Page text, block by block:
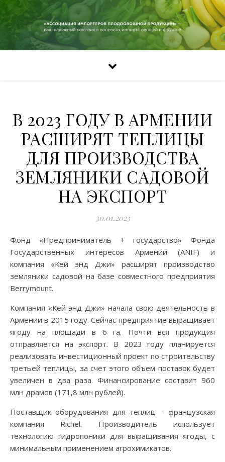
В 2023 ГОДУ В АРМЕНИИ
РАСШИРЯТ ТЕПЛИЦЫ
ДЛЯ ПРОИЗВОДСТВА
ЗЕМЛЯНИКИ САДОВОЙ
НА ЭКСПОРТ
30.01.2023
Фонд «Предприниматель + государство» Фонда
Государственных интересов Армении (ANIF) и
компания «Кей энд Джи» расширят производство
земляники садовой на базе совместного предприятия
Berrymount.
Компания «Кей энд Джи» начала свою деятельность в
Армении в 2015 году. Сейчас предприятие выращивает
ягоду на площади в 6 га. Почти вся продукция
отправляется на экспорт. В 2023 году планируется
реализовать инвестиционный проект по строительству
третьей теплицы, за счет этого объем поставок будет
увеличен в два раза. Финансирование составит 960
млн драмов (171,8 млн рублей).
Поставщик оборудования для теплиц – французская
компания Richel. Производитель использует
технологию гидропоники для выращивания ягоды, с
минимальным применением агрохимикатов.